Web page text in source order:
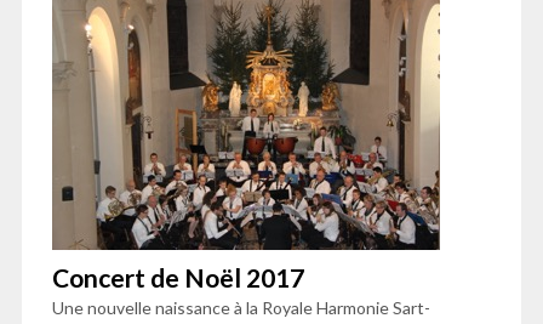
Concert de Noël 2017
Une nouvelle naissance à la Royale Harmonie Sart-